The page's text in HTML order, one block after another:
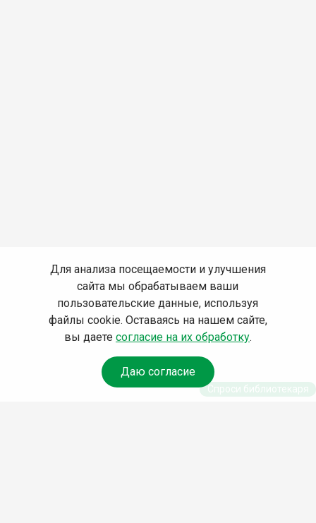
Для анализа посещаемости и улучшения
сайта мы обрабатываем ваши
пользовательские данные, используя
файлы cookie. Оставаясь на нашем сайте,
вы даете согласие на их обработку.
Даю согласие
Спроси библиотекаря